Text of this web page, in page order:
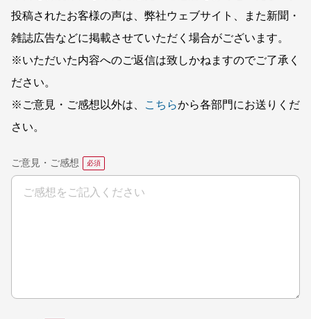
投稿されたお客様の声は、弊社ウェブサイト、また新聞・
雑誌広告などに掲載させていただく場合がございます。
※いただいた内容へのご返信は致しかねますのでご了承く
ださい。
※ご意見・ご感想以外は、
こちらから各部門にお送りくだ
さい。
ご意見・ご感想